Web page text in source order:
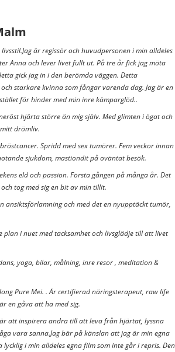
är regissör och huvudpersonen i min alldeles
Anna och lever livet fullt ut. På tre år fick jag möta
gick jag in i den berömda väggen. Detta
starkare kvinna som fångar varenda dag. Jag är en
för hinder med min inre kämparglöd..
hjärta större än mig själv. Med glimten i ögat och
drömliv.
Spridd med sex tumörer. Fem veckor innan
sjukdom, mastiondit på oväntat besök.
eld och passion. Första gången på många år. Det
tog med sig en bit av min tillit.
ansiktsförlamning och med det en nyupptäckt tumör,
plan i nuet med tacksamhet och livsglädje till att livet
yoga, bilar, målning, inre resor , meditation &
Pure Mei. . Är certifierad näringsterapeut, raw life
en gåva att ha med sig.
att inspirera andra till att leva från hjärtat, lyssna
vara sanna.Jag bär på känslan att jag är min egna
lycklig i min alldeles egna film som inte går i repris. Den